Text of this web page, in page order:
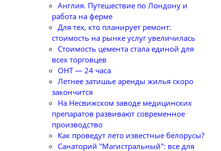
Англия. Путешествие по Лондону и
работа на ферме
Для тех, кто планирует ремонт:
стоимость на рынке услуг увеличилась
Стоимость цемента стала единой для
всех торговцев
ОНТ — 24 часа
Летнее затишье аренды жилья скоро
закончится
На Несвижском заводе медицинских
препаратов развивают современное
производство
Как проведут лето известные белорусы?
Санаторий "Магистральный": все для